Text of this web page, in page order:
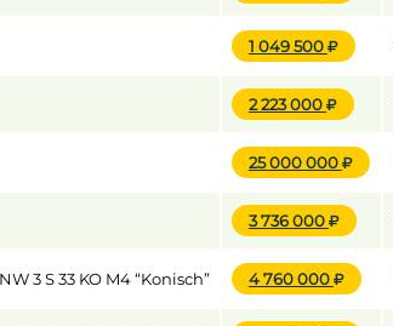
1 049 500
2 223 000
25 000 000
3 736 000
3 S 33 KO M4 “Konisch” 4 760 000